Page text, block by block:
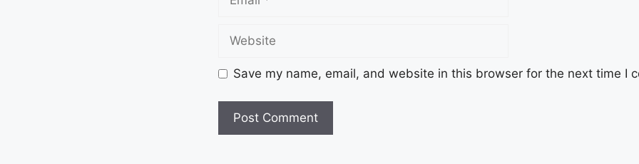
Save my name, email, and website in this browser for the next time I